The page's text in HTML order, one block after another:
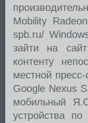
Mobility
spb.ru/
зайти на
контенту
местной
Google Nexus
мобильный
устройства